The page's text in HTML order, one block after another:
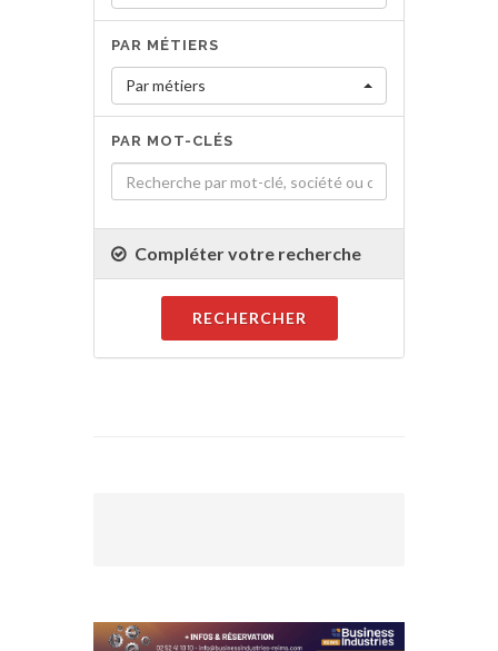
PAR MÉTIERS
Par métiers
PAR MOT-CLÉS
Compléter votre recherche
RECHERCHER